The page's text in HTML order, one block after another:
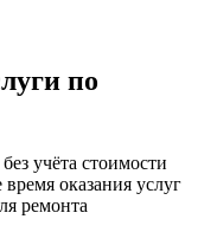
по
учёта стоимости
оказания услуг
ремонта